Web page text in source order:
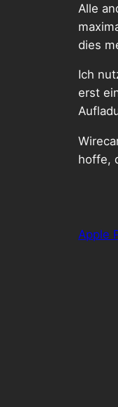
Alle
dies
Ich
erst
hoffe,
Apple